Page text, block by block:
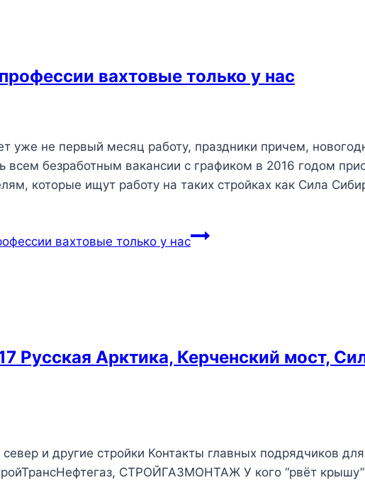
вахтовые только у нас
уже не первый месяц работу, праздники причем,
безработным вакансии с графиком в 2016 годом
которые ищут работу на таких стройках как Сила
вахтовые только у нас
Русская Арктика, Керченский мост,
и другие стройки Контакты главных подрядчиков для
СТРОЙГАЗМОНТАЖ У кого “рвёт крышу”